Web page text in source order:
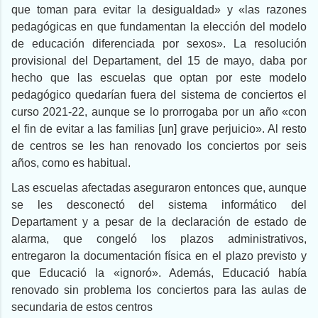
que toman para evitar la desigualdad» y «las razones
pedagógicas en que fundamentan la elección del modelo
de educación diferenciada por sexos». La resolución
provisional del Departament, del 15 de mayo, daba por
hecho que las escuelas que optan por este modelo
pedagógico quedarían fuera del sistema de conciertos el
curso 2021-22, aunque se lo prorrogaba por un año «con
el fin de evitar a las familias [un] grave perjuicio». Al resto
de centros se les han renovado los conciertos por seis
años, como es habitual.
Las escuelas afectadas aseguraron entonces que, aunque
se les desconectó del sistema informático del
Departament y a pesar de la declaración de estado de
alarma, que congeló los plazos administrativos,
entregaron la documentación física en el plazo previsto y
que Educació la «ignoró». Además, Educació había
renovado sin problema los conciertos para las aulas de
secundaria de estos centros